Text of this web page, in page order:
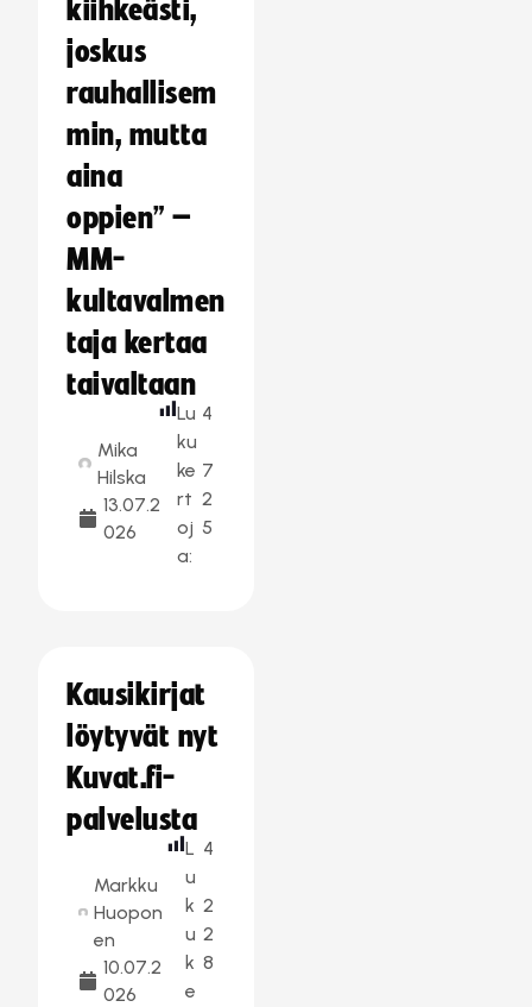
kiihkeästi,
joskus
rauhallisem
min, mutta
aina
oppien” –
MM-
kultavalmen
taja kertaa
taivaltaan
Mika
Hilska
13.07.2
026
Lu
ku
ke
rt
oj
a:
4
7
2
5
Kausikirjat
löytyvät nyt
Kuvat.fi-
palvelusta
Markku
Huopon
en
10.07.2
026
L
u
k
u
k
e
4
2
2
8